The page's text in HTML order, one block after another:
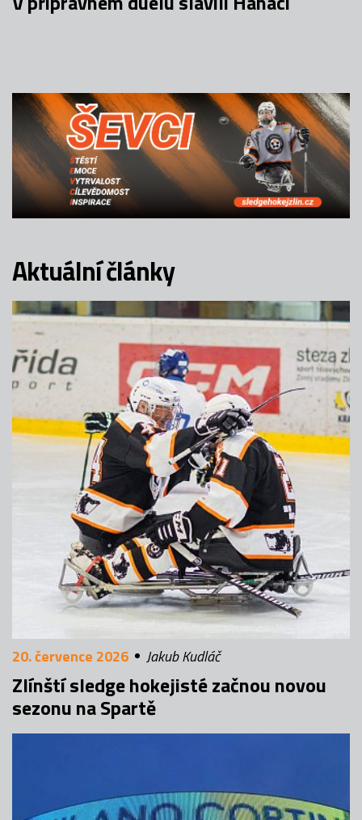
Aktuální články
20. července 2026 Jakub Kudláč
Zlínští sledge hokejisté začnou novou
sezonu na Spartě